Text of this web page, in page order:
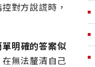
對方說謊時，
明確的答案似
無法釐清自己